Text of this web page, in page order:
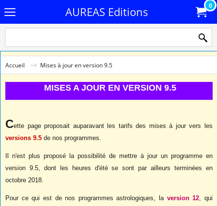
AUREAS Editions 0
Accueil Mises à jour en version 9.5
MISES A JOUR EN VERSION 9.5
Cette page proposait auparavant les tarifs des mises à jour vers les
versions 9.5 de nos programmes.
Il n'est plus proposé la possibilité de mettre à jour un programme en
version 9.5, dont les heures d'été se sont par ailleurs terminées en
octobre 2018.
Pour ce qui est de nos programmes astrologiques, la version 12, qui